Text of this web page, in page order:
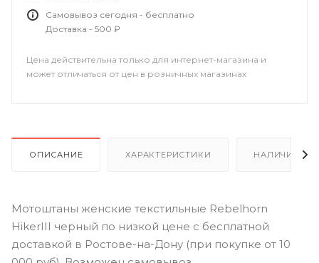
Самовывоз сегодня - бесплатно
Доставка - 500 ₽
Цена действительна только для интернет-магазина и
может отличаться от цен в розничных магазинах
ОПИСАНИЕ ХАРАКТЕРИСТИКИ НАЛИЧИЕ В
Мотоштаны женские текстильные Rebelhorn
HikerIII черный по низкой цене с бесплатной
доставкой в Ростове-на-Дону (при покупке от 10